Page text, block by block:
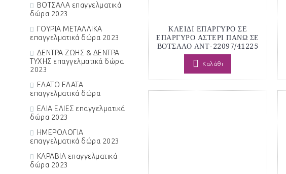
ΒΟΤΣΑΛΑ επαγγελματικά
δώρα 2023
ΓΟΥΡΙΑ ΜΕΤΑΛΛΙΚΑ
επαγγελματικά δώρα 2023
ΔΕΝΤΡΑ ΖΩΗΣ & ΔΕΝΤΡΑ
ΤΥΧΗΣ επαγγελματικά δώρα
2023
ΕΛΑΤΟ ΕΛΑΤΑ
επαγγελματικά δώρα
ΕΛΙΑ ΕΛΙΕΣ επαγγελματικά
δώρα 2023
ΗΜΕΡΟΛΟΓΙΑ
επαγγελματικά δώρα 2023
ΚΑΡΑΒΙΑ επαγγελματικά
δώρα 2023
ΚΛΕΙΔΙ ΕΠΑΡΓΥΡΟ ΣΕ
ΕΠΑΡΓΥΡΟ ΑΣΤΕΡΙ ΠΑΝΩ ΣΕ
ΒΟΤΣΑΛΟ ΑΝΤ-22097/41225
Καλάθι